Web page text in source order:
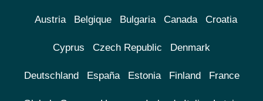
Austria Belgique Bulgaria Canada Croatia
Cyprus Czech Republic Denmark
Deutschland España Estonia Finland France